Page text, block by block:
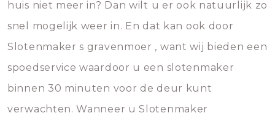
huis niet meer in? Dan wilt u er ook natuurlijk zo
snel mogelijk weer in. En dat kan ook door
Slotenmaker s gravenmoer , want wij bieden een
spoedservice waardoor u een slotenmaker
binnen 30 minuten voor de deur kunt
verwachten. Wanneer u Slotenmaker